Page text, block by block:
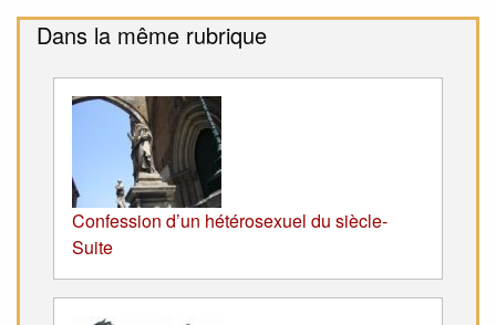
Dans la même rubrique
Confession d’un hétérosexuel du siècle-
Suite